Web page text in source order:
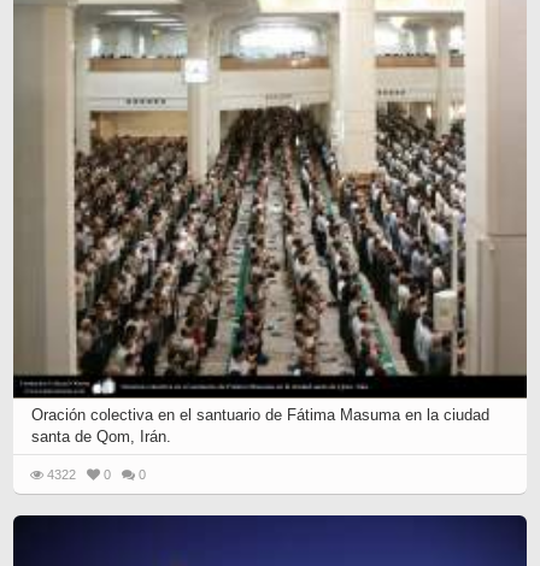
Oración colectiva en el santuario de Fátima Masuma en la ciudad
santa de Qom, Irán.
4322 0 0